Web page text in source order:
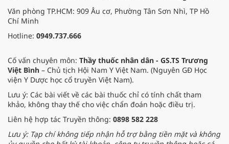
Văn phòng TP.HCM: 909 Âu cơ, Phường Tân Sơn Nhì, TP Hồ
Chí Minh
Hotline: 0949.737.666
Cố vấn chuyên môn: Thầy thuốc nhân dân - GS.TS Trương
Việt Bình – Chủ tịch Hội Nam Y Việt Nam. (Nguyên GĐ Học
viện Y Dược học cổ truyền Việt Nam).
Lưu ý: Các bài viết về các bài thuốc chỉ có tính chất tham
khảo, không thay thế cho việc chẩn đoán hoặc điều trị.
Liên hệ hợp tác Truyền thông: 0898 582 228
Lưu ý: Tạp chí không tiếp nhận hỗ trợ bằng tiền mặt và không